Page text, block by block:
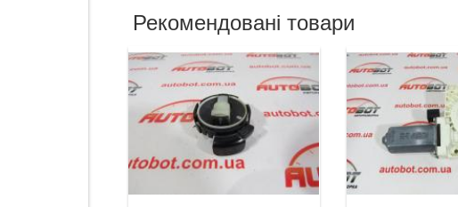
Рекомендовані товари